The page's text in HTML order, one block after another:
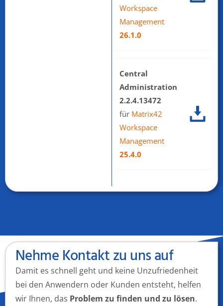
Workspace
Management
26.1.0
Central
Administration
2.2.4.13472
für Matrix42
Workspace
Management
25.4.0
Nehme Kontakt zu uns auf
Damit es schnell geht und keine Unzufriedenheit
bei den Anwendern oder Kunden entsteht, helfen
wir Ihnen, das Problem zu finden und zu lösen.